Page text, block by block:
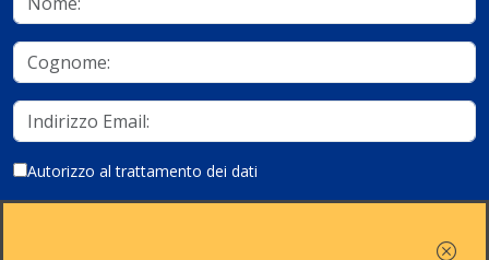
Autorizzo al trattamento dei dati